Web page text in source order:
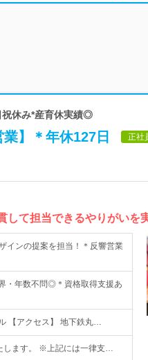
祝休み*産育休実績◎
】＊年休127日 正社
て担当できるやりがいを
インの提案を担当！＊反響営業
・年数不問◎＊資格取得支援あ
【アクセス】 地下鉄丸…
します。 ※上記には一律支…